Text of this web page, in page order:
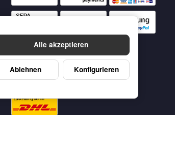
Versand
Alle akzeptieren
Ablehnen Konfigurieren